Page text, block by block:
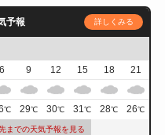
予報 詳しくみる
6 9 12 15 18
21
℃ 29℃ 30℃ 31℃ 28℃ 26℃
までの天気予報を見る